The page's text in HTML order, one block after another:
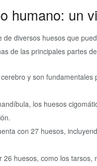
humano: un
de diversos huesos que
de las principales partes
y son
los huesos
con 27 huesos,
26 huesos, como los